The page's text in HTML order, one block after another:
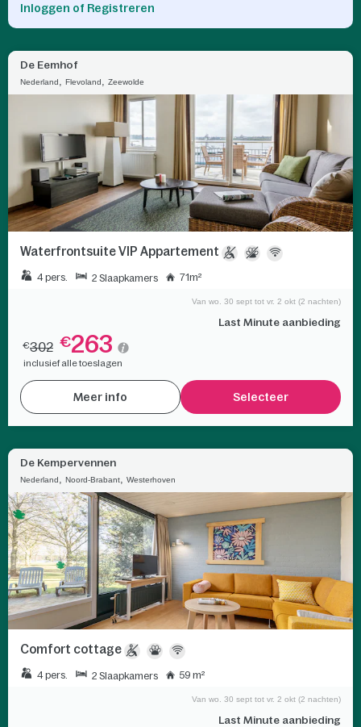
Inloggen of Registreren
De Eemhof
Nederland Flevoland Zeewolde
Waterfrontsuite VIP Appartement
4 pers. 2 Slaapkamers 71m²
Last Minute aanbieding
Van wo. 30 sept tot vr. 2 okt (2 nachten)
€302 €263
inclusief alle toeslagen
Meer info Selecteer
De Kempervennen
Nederland Noord-Brabant Westerhoven
Comfort cottage
4 pers. 2 Slaapkamers 59 m²
Last Minute aanbieding
Van wo. 30 sept tot vr. 2 okt (2 nachten)